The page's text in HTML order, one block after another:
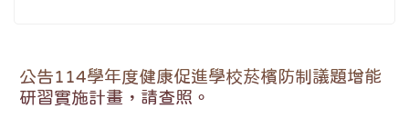
公告114學年度健康促進學校菸檳防制議題增能
研習實施計畫，請查照。